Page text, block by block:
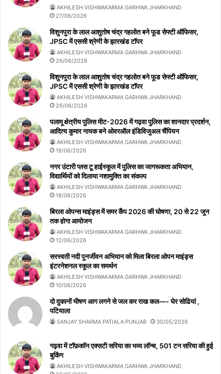
AKHILESH VISHWAKARMA GARHWA JHARKHAND
27/06/2026
विशुनपुरा के लाल आशुतोष चंद्र गहलोत बने फूड सेफ्टी ऑफिसर,
JPSC में एससी श्रेणी के झारखंड टॉपर
AKHILESH VISHWAKARMA GARHWA JHARKHAND
26/06/2026
विशुनपुरा के लाल आशुतोष चंद्र गहलोत बने फूड सेफ्टी ऑफिसर,
JPSC में एससी श्रेणी के झारखंड टॉपर
AKHILESH VISHWAKARMA GARHWA JHARKHAND
26/06/2026
पलामू क्षेत्रीय पुलिस मीट-2026 में गढ़वा पुलिस का शानदार प्रदर्शन,
आदित्य कुमार नायक बने ओवरऑल इंडिविजुअल चैंपियन
AKHILESH VISHWAKARMA GARHWA JHARKHAND
19/06/2026
नगर उंटारी प्लस टू हाईस्कूल में पुलिस का जागरूकता अभियान,
विद्यार्थियों को दिलाया नशामुक्ति का संकल्प
AKHILESH VISHWAKARMA GARHWA JHARKHAND
18/06/2026
बिरला ओपन्स माइंड्स में समर कैंप 2026 की घोषणा, 20 से 22 जून
तक होगा आयोजन
AKHILESH VISHWAKARMA GARHWA JHARKHAND
12/06/2026
सरस्वती नदी पुनर्जीवन अभियान को मिला बिरला ओपन माइंड्स
इंटरनेशनल स्कूल का समर्थन
AKHILESH VISHWAKARMA GARHWA JHARKHAND
10/06/2026
दो दुकानों भीषण आग लगने से जल कर राख कल—- घेर सोढियां ,
पटियाला
SANJAY SHARMA PATIALA PUNJAB 30/05/2026
गढ़वा में टॉफ़कॉन एक्सटी सरिया का भव्य लॉन्च, 501 टन सरिया की हुई
बुकिंग
AKHILESH VISHWAKARMA GARHWA JHARKHAND